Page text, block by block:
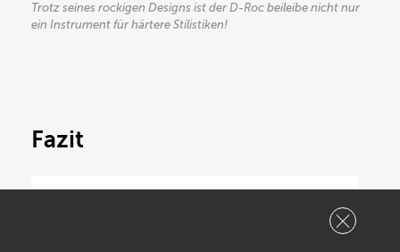
Trotz seines rockigen Designs ist der D-Roc beileibe nicht nur
ein Instrument für härtere Stilistiken!
Fazit